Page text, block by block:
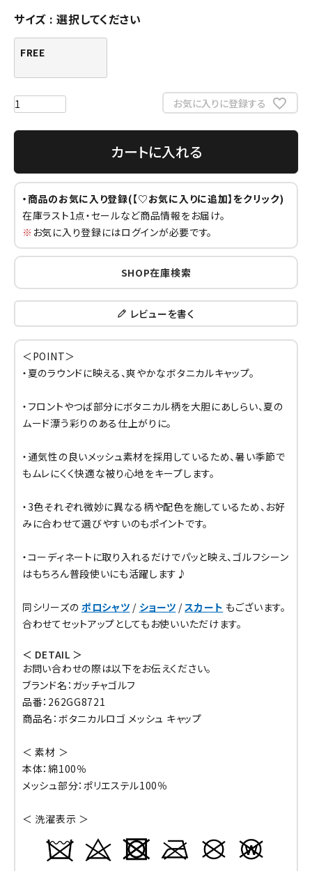
サイズ 選択してください
FREE
お気に入りに登録する
カートに入れる
・商品のお気に入り登録(【♡お気に入りに追加】をクリック)
在庫ラスト1点・セールなど商品情報をお届け。
※ お気に入り登録にはログインが必要です。
SHOP在庫検索
レビューを書く
＜POINT＞
・夏のラウンドに映える、爽やかなボタニカルキャップ。
・フロントやつば部分にボタニカル柄を大胆にあしらい、夏の
ムード漂う彩りのある仕上がりに。
・通気性の良いメッシュ素材を採用しているため、暑い季節で
もムレにくく快適な被り心地をキープします。
・3色それぞれ微妙に異なる柄や配色を施しているため、お好
みに合わせて選びやすいのもポイントです。
・コーディネートに取り入れるだけでパッと映え、ゴルフシーン
はもちろん普段使いにも活躍します♪
同シリーズの ポロシャツ / ショーツ /スカート もございます。
合わせてセットアップとしてもお使いいただけます。
＜ DETAIL ＞
お問い合わせの際は以下をお伝えください。
ブランド名：ガッチャゴルフ
品番：262GG8721
商品名：ボタニカルロゴ メッシュ キャップ
＜ 素材 ＞
本体：綿100％
メッシュ部分：ポリエステル100％
＜ 洗濯表示 ＞